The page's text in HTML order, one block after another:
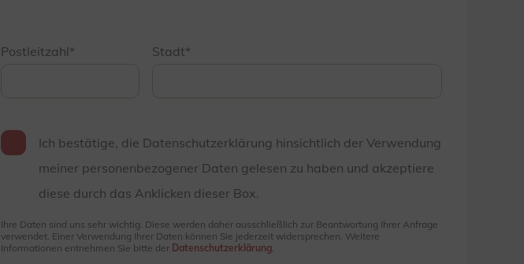
Postleitzahl Stadt
Ich bestätige, die Datenschutzerklärung hinsichtlich der Verwendung
meiner personenbezogener Daten gelesen zu haben und akzeptiere
diese durch das Anklicken dieser Box.
Ihre Daten sind uns sehr wichtig. Diese werden daher ausschließlich zur Beantwortung Ihrer Anfrage
verwendet. Einer Verwendung Ihrer Daten können Sie jederzeit widersprechen. Weitere
Informationen entnehmen Sie bitte der Datenschutzerklärung.